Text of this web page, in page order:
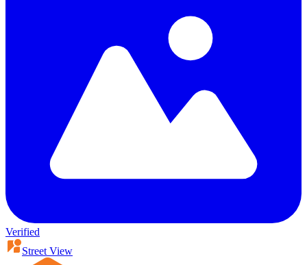
Verified
Street View